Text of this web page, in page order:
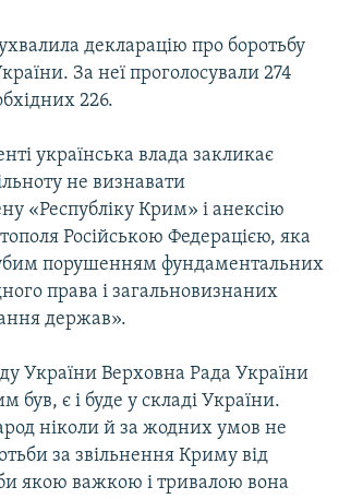
декларацію про боротьбу
За неї проголосували 274
226.
українська влада закликає
не визнавати
«Республіку Крим» і анексію
Російською Федерацією, яка
порушенням фундаментальних
права і загальновизнаних
держав».
України Верховна Рада України
був, є і буде у складі України.
ніколи й за жодних умов не
за звільнення Криму від
якою важкою і тривалою вона